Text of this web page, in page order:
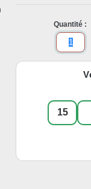
Quantité :